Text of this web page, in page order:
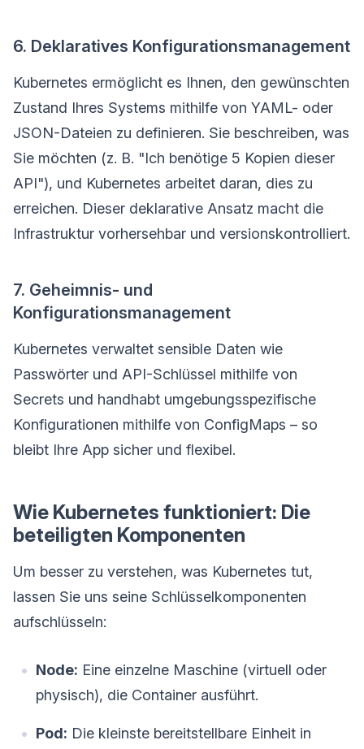
6. Deklaratives Konfigurationsmanagement
Kubernetes ermöglicht es Ihnen, den gewünschten
Zustand Ihres Systems mithilfe von YAML- oder
JSON-Dateien zu definieren. Sie beschreiben, was
Sie möchten (z. B. "Ich benötige 5 Kopien dieser
API"), und Kubernetes arbeitet daran, dies zu
erreichen. Dieser deklarative Ansatz macht die
Infrastruktur vorhersehbar und versionskontrolliert.
7. Geheimnis- und
Konfigurationsmanagement
Kubernetes verwaltet sensible Daten wie
Passwörter und API-Schlüssel mithilfe von
Secrets und handhabt umgebungsspezifische
Konfigurationen mithilfe von ConfigMaps – so
bleibt Ihre App sicher und flexibel.
Wie Kubernetes funktioniert: Die
beteiligten Komponenten
Um besser zu verstehen, was Kubernetes tut,
lassen Sie uns seine Schlüsselkomponenten
aufschlüsseln:
Node: Eine einzelne Maschine (virtuell oder
physisch), die Container ausführt.
Pod: Die kleinste bereitstellbare Einheit in